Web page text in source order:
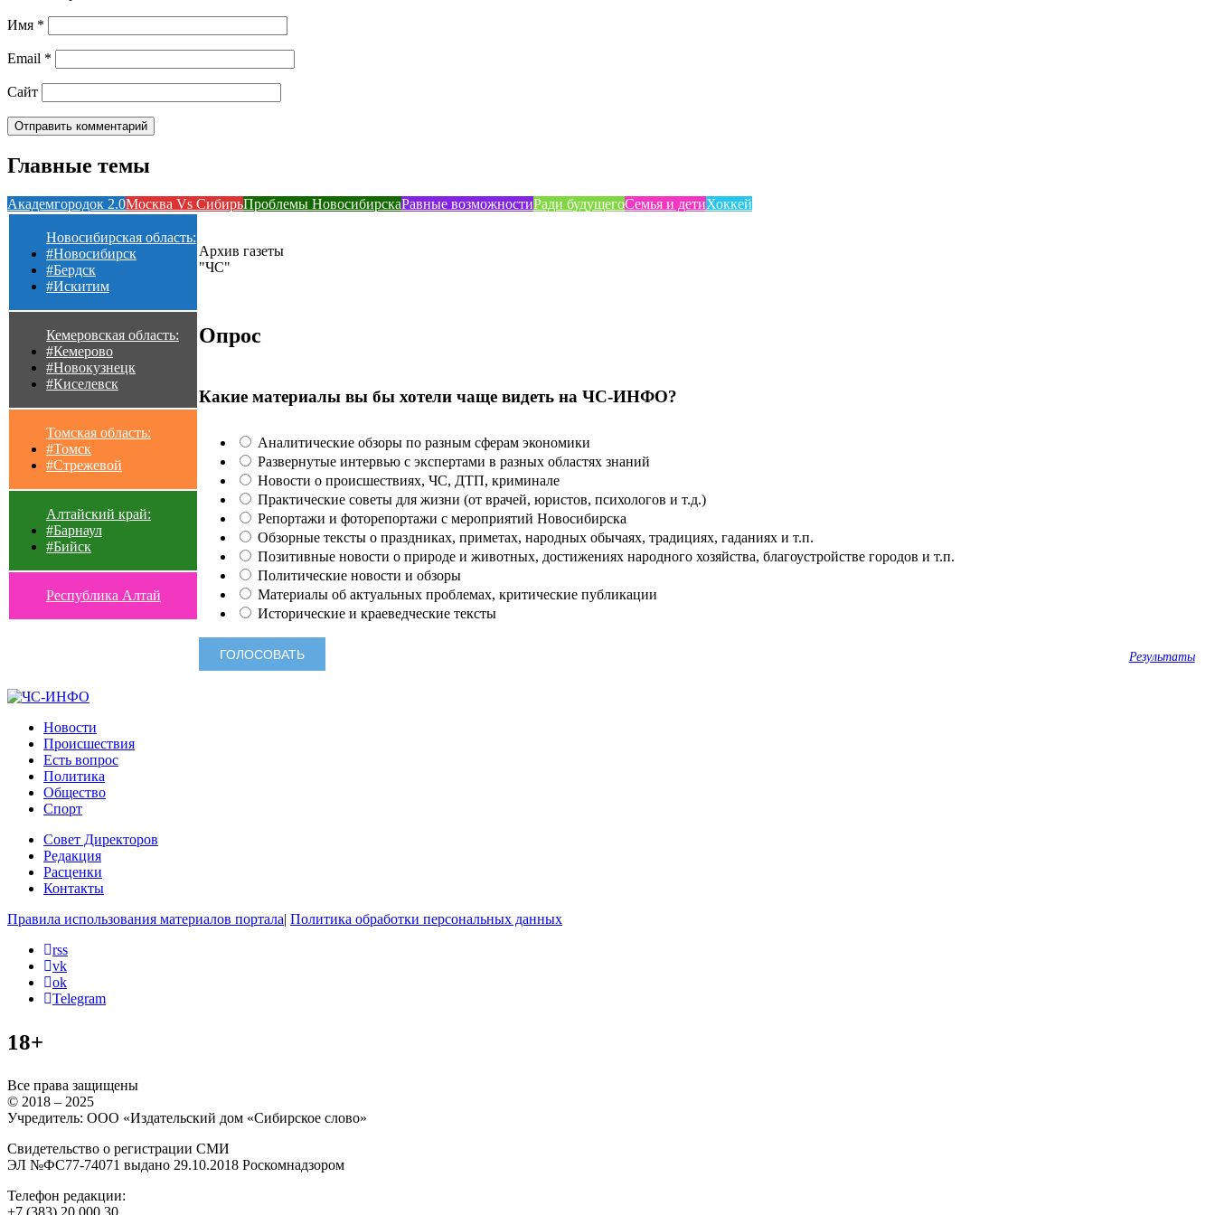
Имя *
Email *
Сайт
Главные темы
Академгородок 2.0Москва Vs СибирьПроблемы НовосибирскаРавные возможностиРади будущегоСемья и детиХоккей
Новосибирская область:
#Новосибирск
#Бердск
#Искитим
Кемеровская область:
#Кемерово
#Новокузнецк
#Киселевск
Томская область:
#Томск
#Стрежевой
Алтайский край:
#Барнаул
#Бийск
Республика Алтай
Архив газеты
"ЧС"
Опрос
Какие материалы вы бы хотели чаще видеть на ЧС-ИНФО?
Аналитические обзоры по разным сферам экономики
Развернутые интервью с экспертами в разных областях знаний
Новости о происшествиях, ЧС, ДТП, криминале
Практические советы для жизни (от врачей, юристов, психологов и т.д.)
Репортажи и фоторепортажи с мероприятий Новосибирска
Обзорные тексты о праздниках, приметах, народных обычаях, традициях, гаданиях и т.п.
Позитивные новости о природе и животных, достижениях народного хозяйства, благоустройстве городов и т.п.
Политические новости и обзоры
Материалы об актуальных проблемах, критические публикации
Исторические и краеведческие тексты
Результаты
Новости
Происшествия
Есть вопрос
Политика
Общество
Спорт
Совет Директоров
Редакция
Расценки
Контакты
Правила использования материалов портала| Политика обработки персональных данных
rss
vk
ok
Telegram
18+
Все права защищены
© 2018 – 2025
Учредитель: ООО «Издательский дом «Сибирское слово»
Свидетельство о регистрации СМИ
ЭЛ №ФС77-74071 выдано 29.10.2018 Роскомнадзором
Телефон редакции: